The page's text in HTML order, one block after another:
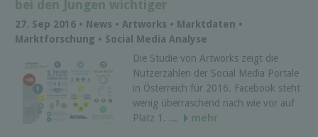
bei den Jungen wichtiger
27. Sep 2016 • News • Artworks • Marktdaten •
Marktforschung • Social Media Analyse
Die Studie von Artworks zeigt die
Nutzerzahlen der Social Media Portale
in Österreich für 2016. Facebook steht
wenig überraschend nach wie vor auf
Platz 1. ...
mehr